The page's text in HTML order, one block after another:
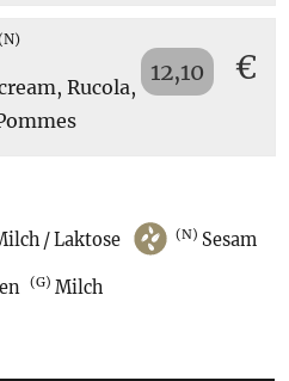
N
12,10 €
Rucola,
/ Laktose N Sesam
G Milch